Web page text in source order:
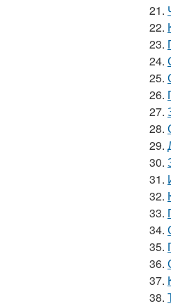
21.
22.
23.
24.
25.
26.
27.
28.
29.
30.
31.
32.
33.
34.
35.
36.
37.
38.